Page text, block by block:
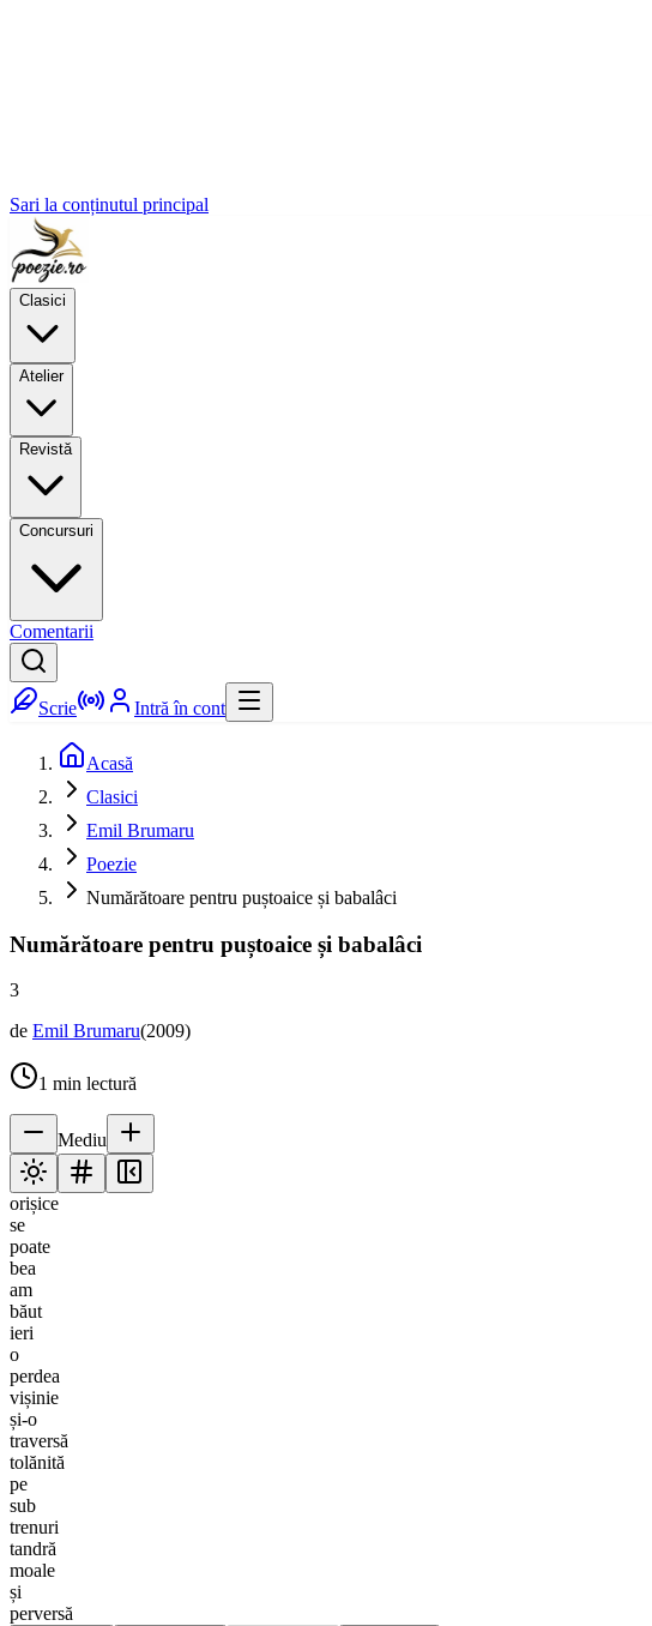
Sari la conținutul principal
Clasici
Atelier
Revistă
Concursuri
Comentarii
Scrie Intră în cont
Acasă
Clasici
Emil Brumaru
Poezie
Numărătoare pentru puștoaice și babalâci
Numărătoare pentru puștoaice și babalâci
3
de Emil Brumaru(2009)
1 min lectură
Mediu
orișice
se
poate
bea
am
băut
ieri
o
perdea
vișinie
și-o
traversă
tolănită
pe
sub
trenuri
tandră
moale
și
perversă